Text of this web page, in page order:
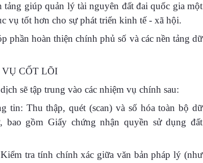
tảng giúp quản lý tài nguyên đất đai quốc gia một
vụ tốt hơn cho sự phát triển kinh tế - xã hội.
phần hoàn thiện chính phủ số và các nền tảng dữ
CỐT LÕI
sẽ tập trung vào các nhiệm vụ chính sau:
tin: Thu thập, quét (scan) và số hóa toàn bộ dữ
gồm Giấy chứng nhận quyền sử dụng đất
tra tính chính xác giữa văn bản pháp lý (như